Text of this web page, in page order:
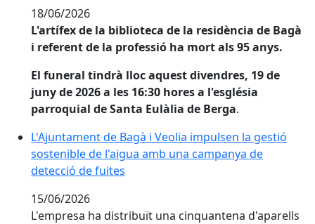
18/06/2026
L'artífex de la biblioteca de la residència de Bagà
i referent de la professió ha mort als 95 anys.
El funeral tindrà lloc aquest divendres, 19 de
juny de 2026 a les 16:30 hores a l'església
parroquial de Santa Eulàlia de Berga.
L'Ajuntament de Bagà i Veolia impulsen la gestió
L'Ajuntament de Bagà i Veolia impulsen la gestió
sostenible de l'aigua amb una campanya de
detecció de fuites
15/06/2026
L'empresa ha distribuït una cinquantena d'aparells